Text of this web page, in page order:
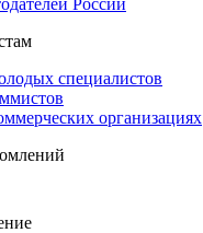
России
специалистов
организациях